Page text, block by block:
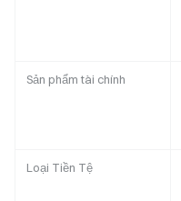
Sản phẩm tài chính
Loại Tiền Tệ